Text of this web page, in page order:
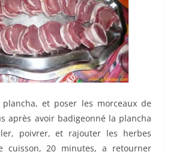
et poser les morceaux de
après avoir badigeonné la plancha
poivrer, et rajouter les herbes
cuisson, 20 minutes, a retourner